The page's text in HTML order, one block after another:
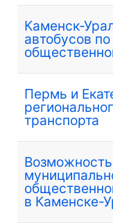
Каменск-
автобусов
Пермь и
транспорта
в Каменске-